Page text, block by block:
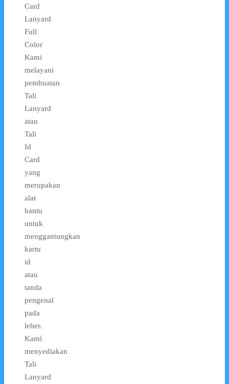
Card
Lanyard
Full
Color
Kami
melayani
pembuatan
Tali
Lanyard
atau
Tali
Id
Card
yang
merupakan
alat
bantu
untuk
menggantungkan
kartu
id
atau
tanda
pengenal
pada
leher.
Kami
menyediakan
Tali
Lanyard